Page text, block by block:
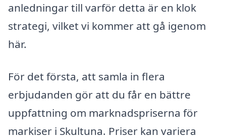
anledningar till varför detta är en klok
strategi, vilket vi kommer att gå igenom
här.
För det första, att samla in flera
erbjudanden gör att du får en bättre
uppfattning om marknadspriserna för
markiser i Skultuna. Priser kan variera